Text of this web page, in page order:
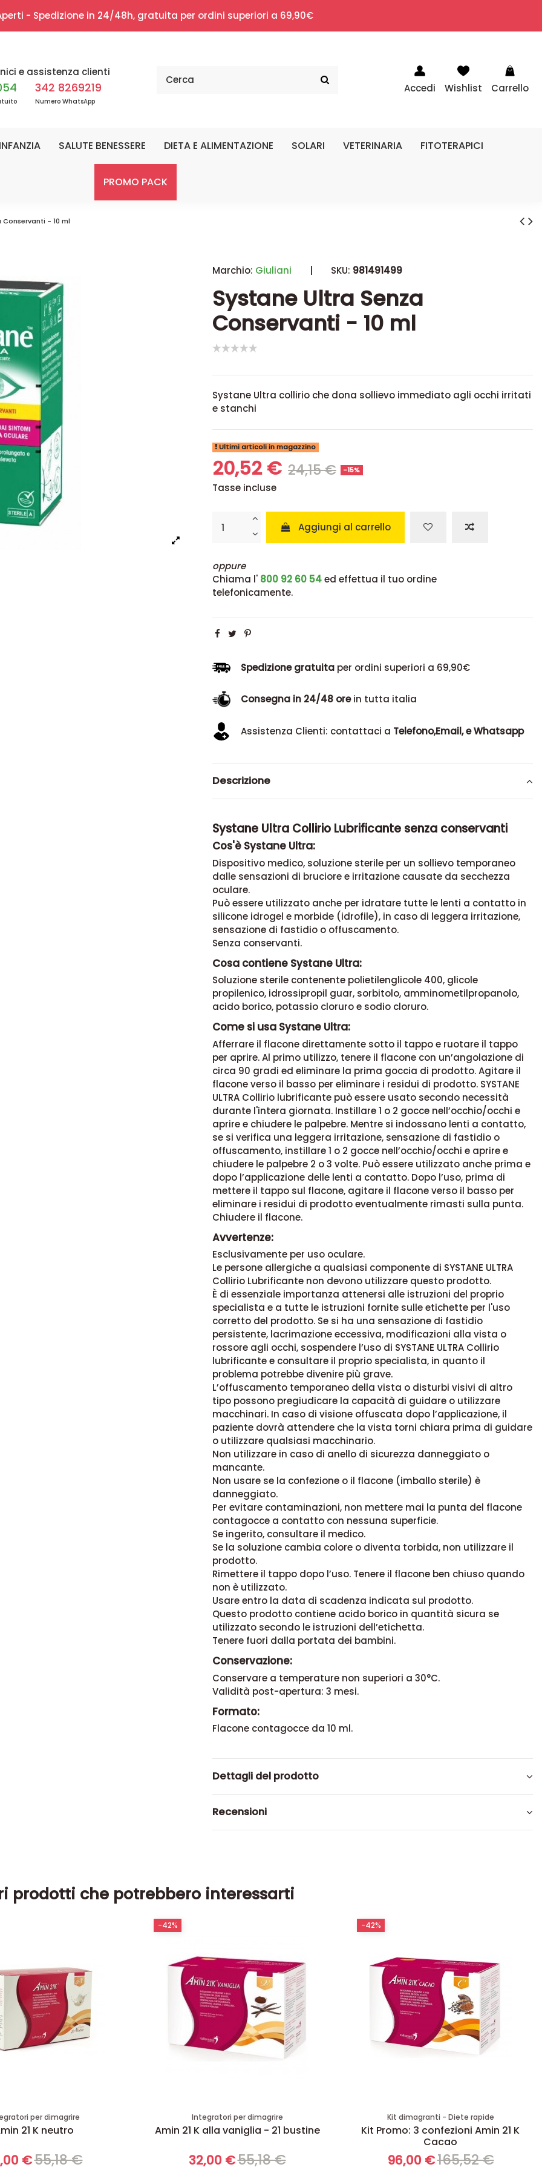
- Spedizione in 24/48h, gratuita per ordini superiori a 69,90€
e assistenza clienti
342 8269219
Numero WhatsApp
Accedi Wishlist Carrello
SALUTE BENESSERE DIETA E ALIMENTAZIONE SOLARI VETERINARIA FITOTERAPICI
PROMO PACK
Conservanti - 10 ml
Marchio: Giuliani | SKU: 981491499
Systane Ultra Senza
Conservanti - 10 ml
Systane Ultra collirio che dona sollievo immediato agli occhi irritati
e stanchi
Ultimi articoli in magazzino
20,52 € 24,15 € -15%
Tasse incluse
Aggiungi al carrello
oppure
Chiama l' 800 92 60 54ed effettua il tuo ordine
telefonicamente.
Spedizione gratuitaper ordini superiori a 69,90€
Consegna in 24/48 orein tutta italia
Assistenza Clienti: contattaci a Telefono,Email, e Whatsapp
Descrizione
Systane Ultra Collirio Lubrificante senza conservanti
Cos'è Systane Ultra:
Dispositivo medico, soluzione sterile per un sollievo temporaneo
dalle sensazioni di bruciore e irritazione causate da secchezza
oculare.
Può essere utilizzato anche per idratare tutte le lenti a contatto in
silicone idrogel e morbide (idrofile), in caso di leggera irritazione,
sensazione di fastidio o offuscamento.
Senza conservanti.
Cosa contiene Systane Ultra:
Soluzione sterile contenente polietilenglicole 400, glicole
propilenico, idrossipropil guar, sorbitolo, amminometilpropanolo,
acido borico, potassio cloruro e sodio cloruro.
Come si usa Systane Ultra:
Afferrare il flacone direttamente sotto il tappo e ruotare il tappo
per aprire. Al primo utilizzo, tenere il flacone con un’angolazione di
circa 90 gradi ed eliminare la prima goccia di prodotto. Agitare il
flacone verso il basso per eliminare i residui di prodotto. SYSTANE
ULTRA Collirio lubrificante può essere usato secondo necessità
durante l'intera giornata. Instillare 1 o 2 gocce nell’occhio/occhi e
aprire e chiudere le palpebre. Mentre si indossano lenti a contatto,
se si verifica una leggera irritazione, sensazione di fastidio o
offuscamento, instillare 1 o 2 gocce nell’occhio/occhi e aprire e
chiudere le palpebre 2 o 3 volte. Può essere utilizzato anche prima e
dopo l’applicazione delle lenti a contatto. Dopo l’uso, prima di
mettere il tappo sul flacone, agitare il flacone verso il basso per
eliminare i residui di prodotto eventualmente rimasti sulla punta.
Chiudere il flacone.
Avvertenze:
Esclusivamente per uso oculare.
Le persone allergiche a qualsiasi componente di SYSTANE ULTRA
Collirio Lubrificante non devono utilizzare questo prodotto.
È di essenziale importanza attenersi alle istruzioni del proprio
specialista e a tutte le istruzioni fornite sulle etichette per l'uso
corretto del prodotto. Se si ha una sensazione di fastidio
persistente, lacrimazione eccessiva, modificazioni alla vista o
rossore agli occhi, sospendere l’uso di SYSTANE ULTRA Collirio
lubrificante e consultare il proprio specialista, in quanto il
problema potrebbe divenire più grave.
L’offuscamento temporaneo della vista o disturbi visivi di altro
tipo possono pregiudicare la capacità di guidare o utilizzare
macchinari. In caso di visione offuscata dopo l’applicazione, il
paziente dovrà attendere che la vista torni chiara prima di guidare
o utilizzare qualsiasi macchinario.
Non utilizzare in caso di anello di sicurezza danneggiato o
mancante.
Non usare se la confezione o il flacone (imballo sterile) è
danneggiato.
Per evitare contaminazioni, non mettere mai la punta del flacone
contagocce a contatto con nessuna superficie.
Se ingerito, consultare il medico.
Se la soluzione cambia colore o diventa torbida, non utilizzare il
prodotto.
Rimettere il tappo dopo l’uso. Tenere il flacone ben chiuso quando
non è utilizzato.
Usare entro la data di scadenza indicata sul prodotto.
Questo prodotto contiene acido borico in quantità sicura se
utilizzato secondo le istruzioni dell’etichetta.
Tenere fuori dalla portata dei bambini.
Conservazione:
Conservare a temperature non superiori a 30°C.
Validità post-apertura: 3 mesi.
Formato:
Flacone contagocce da 10 ml.
Dettagli del prodotto
Recensioni
prodotti che potrebbero interessarti
per dimagrire
21 K neutro
€55,18 €
Integratori per dimagrire
Amin 21 K alla vaniglia - 21 bustine
32,00 €55,18 €
-42%
Kit dimagranti - Diete rapide
Kit Promo: 3 confezioni Amin 21 K
Cacao
96,00 €165,52 €
-42%